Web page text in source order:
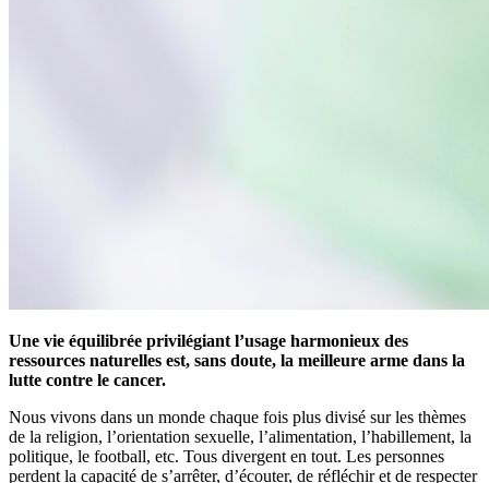
Une vie équilibrée privilégiant l’usage harmonieux des
ressources naturelles est, sans doute, la meilleure arme dans la
lutte contre le cancer.
Nous vivons dans un monde chaque fois plus divisé sur les thèmes
de la religion, l’orientation sexuelle, l’alimentation, l’habillement, la
politique, le football, etc. Tous divergent en tout. Les personnes
perdent la capacité de s’arrêter, d’écouter, de réfléchir et de respecter